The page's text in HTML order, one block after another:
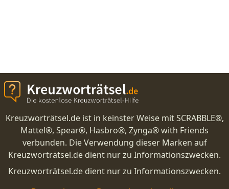
Kreuzworträtsel.de ist in keinster Weise mit SCRABBLE®,
Mattel®, Spear®, Hasbro®, Zynga® with Friends
verbunden. Die Verwendung dieser Marken auf
Kreuzworträtsel.de dient nur zu Informationszwecken.
Kreuzworträtsel.de dient nur zu Informationszwecken.